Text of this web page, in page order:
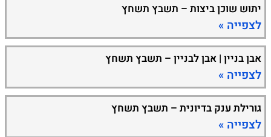
יתוש שוכן ביצות – תשבץ תשחץ
לצפייה »
אבן בניין | אבן לבניין – תשבץ תשחץ
לצפייה »
גורילת ענק בדיונית – תשבץ תשחץ
לצפייה »